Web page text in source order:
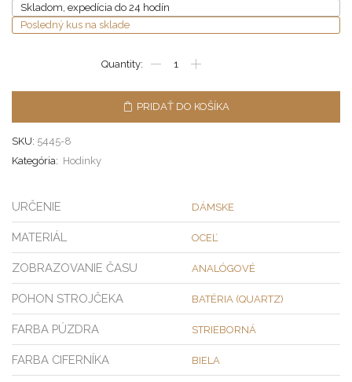
Skladom, expedícia do 24 hodín
Posledný kus na sklade
PRIDAŤ DO KOŠÍKA
SKU: 5445-8
Kategória: Hodinky
URČENIE DÁMSKE
MATERIÁL OCEĽ
ZOBRAZOVANIE ČASU ANALÓGOVÉ
POHON STROJČEKA BATÉRIA (QUARTZ)
FARBA PÚZDRA STRIEBORNÁ
FARBA CIFERNÍKA BIELA